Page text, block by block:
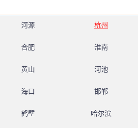
河源 杭州
合肥 淮南
黄山 河池
海口 邯郸
鹤壁 哈尔滨